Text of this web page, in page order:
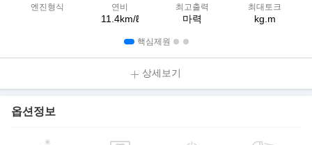
엔진형식 연비
11.4km/ℓ
최고출력
마력
최대토크
kg.m
핵심제원
상세보기
옵션정보